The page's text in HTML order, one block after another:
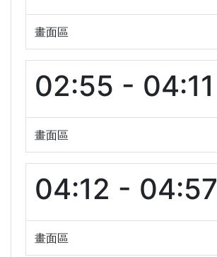
畫面區
02:55 - 04:11
畫面區
04:12 - 04:57
畫面區